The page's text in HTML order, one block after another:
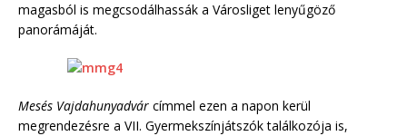
magasból is megcsodálhassák a Városliget lenyűgöző
panorámáját.
Mesés Vajdahunyadvár címmel ezen a napon kerül
megrendezésre a VII. Gyermekszínjátszók találkozója is,